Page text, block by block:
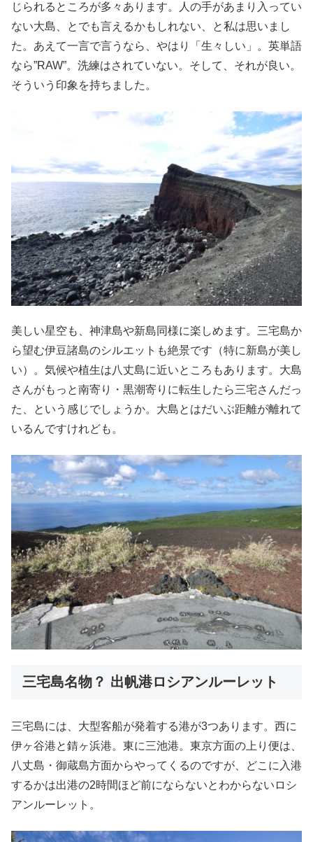
じられるところが多々あります。人の手があまり入ってい
ない大島、とでも言えるかもしれない、と私は思いまし
た。あえて一言で言うなら、やはり「生々しい」。英単語
なら”RAW”。洗練はされていない。そして、それが良い。
そういう印象を持ちました。
美しい星空も、神津島や新島同様に楽しめます。三宅島か
ら望む伊豆諸島のシルエットも絶景です（特に新島が美し
い）。気候や植生は八丈島に近いところもあります。大島
さんがもっと南寄り・黒潮寄りに転生したら三宅さんだっ
た、という感じでしょうか。大島とはだいぶ距離が離れて
いるんですけれども。
三宅島名物？ 出帆港ロシアンルーレット
三宅島には、大型客船が発着する港が3つあります。西に
伊ヶ谷港と錆ヶ浜港。東に三池港。東京方面の上り便は、
八丈島・御蔵島方面からやってくるのですが、どこに入港
するかは出港の2時間ほど前にならないとわからないロシ
アンルーレット。